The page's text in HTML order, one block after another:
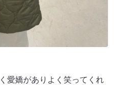
愛嬌がありよく笑ってくれ